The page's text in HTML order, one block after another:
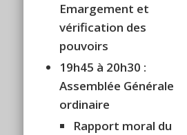
Emargement et
vérification des
pouvoirs
19h45 à 20h30 :
Assemblée Générale
ordinaire
Rapport moral du